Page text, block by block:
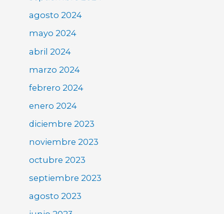
agosto 2024
mayo 2024
abril 2024
marzo 2024
febrero 2024
enero 2024
diciembre 2023
noviembre 2023
octubre 2023
septiembre 2023
agosto 2023